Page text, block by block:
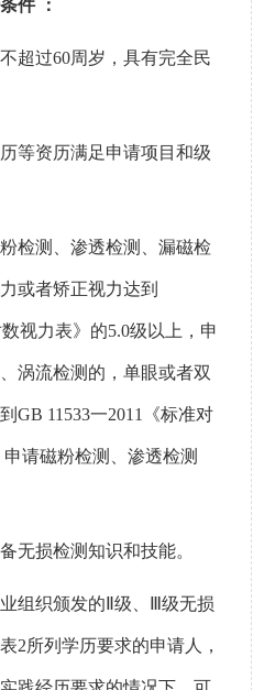
件：
超过60周岁，具有完全民
等资历满足申请项目和级
检测、渗透检测、漏磁检
或者矫正视力达到
数视力表》的5.0级以上，申
涡流检测的，单眼或者双
GB 11533一2011 《标准对
请磁粉检测、渗透检测
无损检测知识和技能。
组织颁发的 Ⅱ级、 Ⅲ级无损
2所列学历要求的申请人，